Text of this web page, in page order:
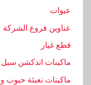
عبوات
عناوين فروع الشركة
قطع غيار
ماكينات اندكشن سيل
ماكينات تعبئة حبوب